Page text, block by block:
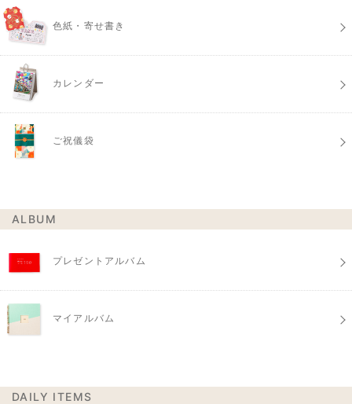
色紙・寄せ書き
カレンダー
ご祝儀袋
ALBUM
プレゼントアルバム
マイアルバム
DAILY ITEMS